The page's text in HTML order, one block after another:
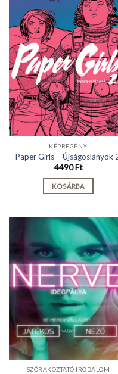
KÉPREGÉNY
Paper Girls – Újságoslányok
4490Ft
KOSÁRBA
SZÓRAKOZTATÓ IRODALOM